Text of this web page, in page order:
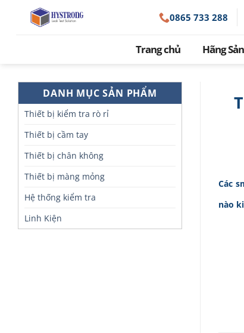
0865 733 288
Trang chủ Hãng
DANH MỤC SẢN PHẨM
Thiết bị kiểm tra rò rỉ
Thiết bị cầm tay
Thiết bị chân không
Thiết bị màng mỏng
Hệ thống kiểm tra
Linh Kiện
Các
nào